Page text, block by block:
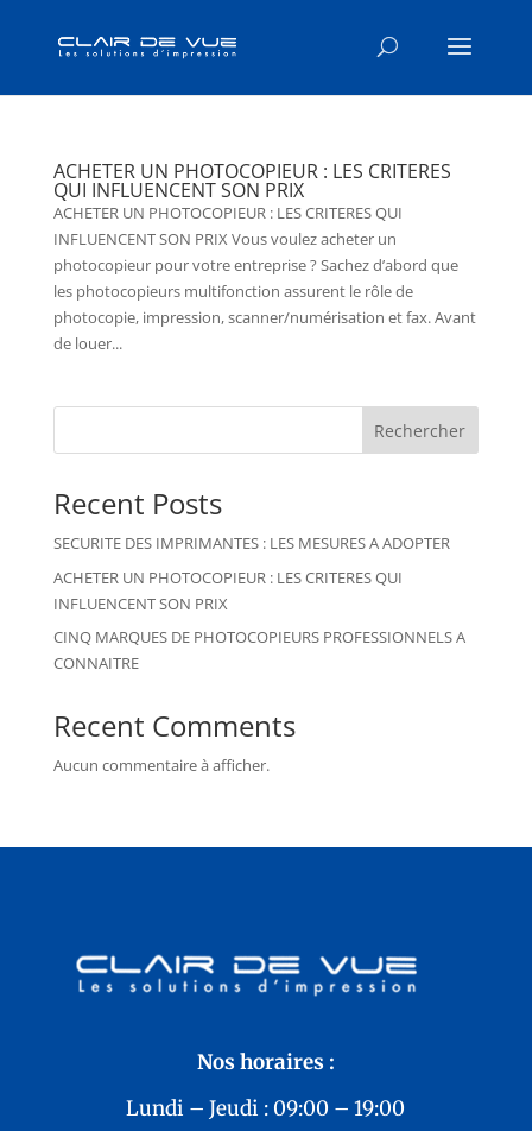
ACHETER UN PHOTOCOPIEUR : LES CRITERES
QUI INFLUENCENT SON PRIX
ACHETER UN PHOTOCOPIEUR : LES CRITERES QUI
INFLUENCENT SON PRIX Vous voulez acheter un
photocopieur pour votre entreprise ? Sachez d’abord que
les photocopieurs multifonction assurent le rôle de
photocopie, impression, scanner/numérisation et fax. Avant
de louer...
Rechercher
Recent Posts
SECURITE DES IMPRIMANTES : LES MESURES A ADOPTER
ACHETER UN PHOTOCOPIEUR : LES CRITERES QUI
INFLUENCENT SON PRIX
CINQ MARQUES DE PHOTOCOPIEURS PROFESSIONNELS A
CONNAITRE
Recent Comments
Aucun commentaire à afficher.
Nos horaires :
Lundi – Jeudi : 09:00 – 19:00